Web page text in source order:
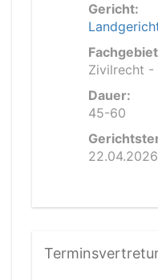
Gericht:
Zivilrecht -
Dauer:
45-60